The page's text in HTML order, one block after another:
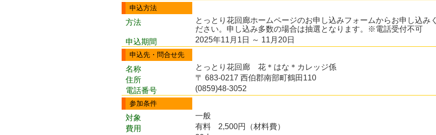
申込方法
方法
とっとり花回廊ホームページのお申し込みフォームからお申し込みく
ださい。申し込み多数の場合は抽選となります。※電話受付不可
申込期間
2025年11月1日 ～ 11月20日
申込先・問合せ先
名称
とっとり花回廊 花＊はな＊カレッジ係
住所
〒 683-0217 西伯郡南部町鶴田110
電話番号
(0859)48-3052
参加条件
対象
一般
費用
有料
2,500円（材料費）